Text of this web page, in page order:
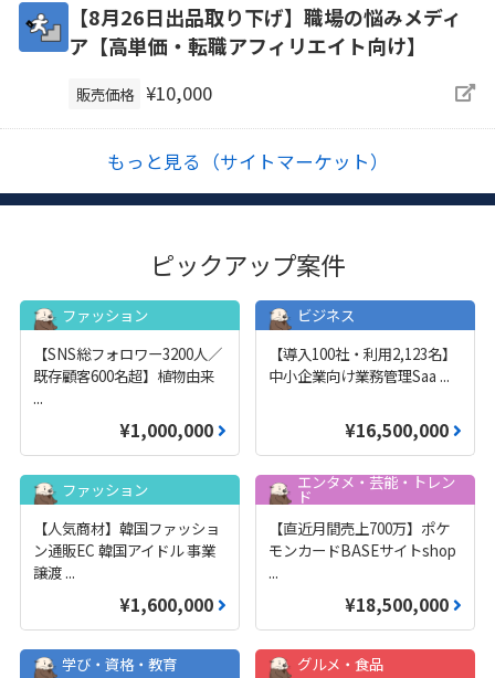
【8月26日出品取り下げ】職場の悩みメディ
ア【高単価・転職アフィリエイト向け】
販売価格 ¥10,000
もっと見る（サイトマーケット）
ピックアップ案件
ファッション
【SNS総フォロワー3200人／
既存顧客600名超】植物由来
...
¥1,000,000
ビジネス
【導入100社・利用2,123名】
中小企業向け業務管理Saa ...
¥16,500,000
ファッション
【人気商材】韓国ファッショ
ン通販EC 韓国アイドル 事業
譲渡 ...
¥1,600,000
エンタメ・芸能・トレン
ド
【直近月間売上700万】ポケ
モンカードBASEサイトshop
...
¥18,500,000
学び・資格・教育 グルメ・食品